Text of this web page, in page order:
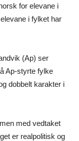
for elevane i
i fylket har
(Ap) ser
Ap-styrte fylke
dobbelt karakter i
med vedtaket
er realpolitisk og